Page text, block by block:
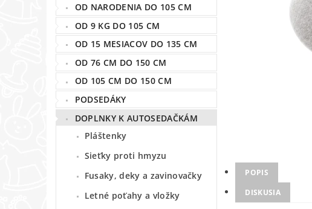
OD NARODENIA DO 105 CM
OD 9 KG DO 105 CM
OD 15 MESIACOV DO 135 CM
OD 76 CM DO 150 CM
OD 105 CM DO 150 CM
PODSEDÁKY
DOPLNKY K AUTOSEDAČKÁM
Pláštenky
Sieťky proti hmyzu
Fusaky, deky a zavinovačky
Letné poťahy a vložky
POPIS
DISKUSIA